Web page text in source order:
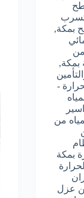
بمكة,
بمكة,
-
من
بمكة
عزل